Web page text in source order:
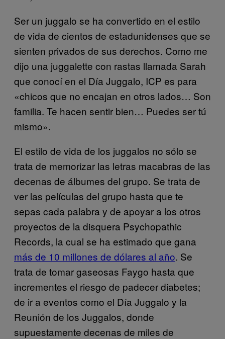
Ser un juggalo se ha convertido en el estilo
de vida de cientos de estadunidenses que se
sienten privados de sus derechos. Como me
dijo una juggalette con rastas llamada Sarah
que conocí en el Día Juggalo, ICP es para
«chicos que no encajan en otros lados… Son
familia. Te hacen sentir bien… Puedes ser tú
mismo».
El estilo de vida de los juggalos no sólo se
trata de memorizar las letras macabras de las
decenas de álbumes del grupo. Se trata de
ver las películas del grupo hasta que te
sepas cada palabra y de apoyar a los otros
proyectos de la disquera Psychopathic
Records, la cual se ha estimado que gana
más de 10 millones de dólares al año. Se
trata de tomar gaseosas Faygo hasta que
incrementes el riesgo de padecer diabetes;
de ir a eventos como el Día Juggalo y la
Reunión de los Juggalos, donde
supuestamente decenas de miles de